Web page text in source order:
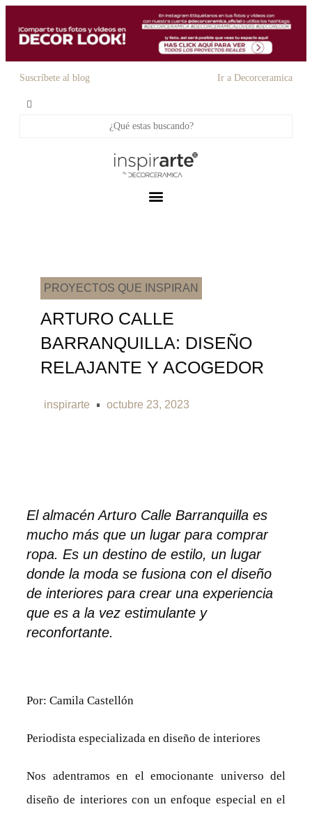
Suscríbete al blog Ir a Decorceramica
PROYECTOS QUE INSPIRAN
ARTURO CALLE
BARRANQUILLA: DISEÑO
RELAJANTE Y ACOGEDOR
inspirarte octubre 23, 2023
El almacén Arturo Calle Barranquilla es
mucho más que un lugar para comprar
ropa. Es un destino de estilo, un lugar
donde la moda se fusiona con el diseño
de interiores para crear una experiencia
que es a la vez estimulante y
reconfortante.
Por: Camila Castellón
Periodista especializada en diseño de interiores
Nos adentramos en el emocionante universo del
diseño de interiores con un enfoque especial en el